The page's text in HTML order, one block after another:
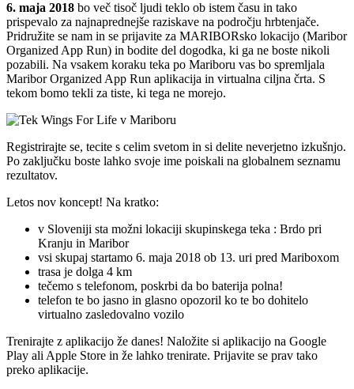
6. maja 2018 bo več tisoč ljudi teklo ob istem času in tako
prispevalo za najnaprednejše raziskave na področju hrbtenjače.
Pridružite se nam in se prijavite za MARIBORsko lokacijo (Maribor
Organized App Run) in bodite del dogodka, ki ga ne boste nikoli
pozabili. Na vsakem koraku teka po Mariboru vas bo spremljala
Maribor Organized App Run aplikacija in virtualna ciljna črta. S
tekom bomo tekli za tiste, ki tega ne morejo.
Registrirajte se, tecite s celim svetom in si delite neverjetno izkušnjo.
Po zaključku boste lahko svoje ime poiskali na globalnem seznamu
rezultatov.
Letos nov koncept! Na kratko:
v Sloveniji sta možni lokaciji skupinskega teka : Brdo pri
Kranju in Maribor
vsi skupaj startamo 6. maja 2018 ob 13. uri pred Mariboxom
trasa je dolga 4 km
tečemo s telefonom, poskrbi da bo baterija polna!
telefon te bo jasno in glasno opozoril ko te bo dohitelo
virtualno zasledovalno vozilo
Trenirajte z aplikacijo že danes! Naložite si aplikacijo na Google
Play ali Apple Store in že lahko trenirate. Prijavite se prav tako
preko aplikacije.